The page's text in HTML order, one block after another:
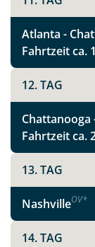
Link
Atlanta -
Fahrtzeit ca.
12. TAG
Chattanooga
Fahrtzeit ca.
13. TAG
NashvilleOV*
14. TAG